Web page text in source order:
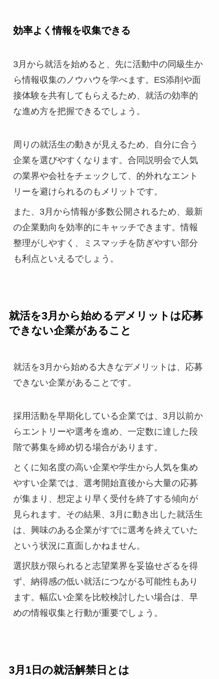
効率よく情報を収集できる
3月から就活を始めると、先に活動中の同級生か
ら情報収集のノウハウを学べます。ES添削や面
接体験を共有してもらえるため、就活の効率的
な進め方を把握できるでしょう。
周りの就活生の動きが見えるため、自分に合う
企業を選びやすくなります。合同説明会で人気
の業界や会社をチェックして、的外れなエント
リーを避けられるのもメリットです。
また、3月から情報が多数公開されるため、最新
の企業動向を効率的にキャッチできます。情報
整理がしやすく、ミスマッチを防ぎやすい部分
も利点といえるでしょう。
就活を3月から始めるデメリットは応募
できない企業があること
就活を3月から始める大きなデメリットは、応募
できない企業があることです。
採用活動を早期化している企業では、3月以前か
らエントリーや選考を進め、一定数に達した段
階で募集を締め切る場合があります。
とくに知名度の高い企業や学生から人気を集め
やすい企業では、選考開始直後から大量の応募
が集まり、想定より早く受付を終了する傾向が
見られます。その結果、3月に動き出した就活生
は、興味のある企業がすでに選考を終えていた
という状況に直面しかねません。
選択肢が限られると志望業界を妥協せざるを得
ず、納得感の低い就活につながる可能性もあり
ます。幅広い企業を比較検討したい場合は、早
めの情報収集と行動が重要でしょう。
3月1日の就活解禁日とは